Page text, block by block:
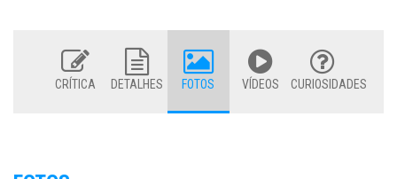
CRÍTICA DETALHES FOTOS VÍDEOS CURIOSIDADES